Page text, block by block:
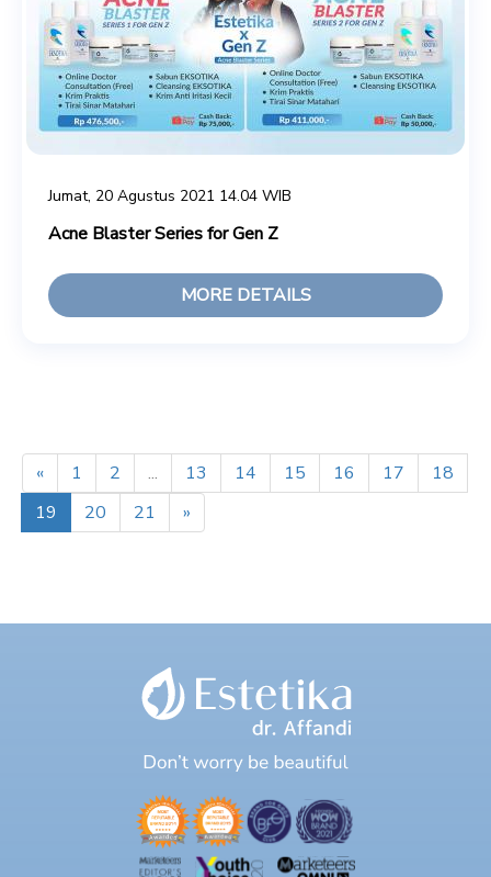
Jumat, 20 Agustus 2021 14.04 WIB
Acne Blaster Series for Gen Z
MORE DETAILS
« 1 2 ... 13 14 15 16 17
18
19
20 21 »